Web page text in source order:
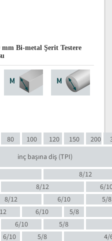
Bi-metal Şerit Testere
80 100 120 150 200
inç başına diş (TPI)
8/12
8/12
6/
8/12 6/10
5/8
6/10
5/8
6/10
5/8
6/10 5/8
4/